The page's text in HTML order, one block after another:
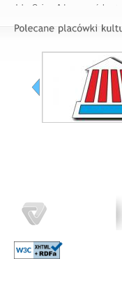
John Quincy Adams – szósty